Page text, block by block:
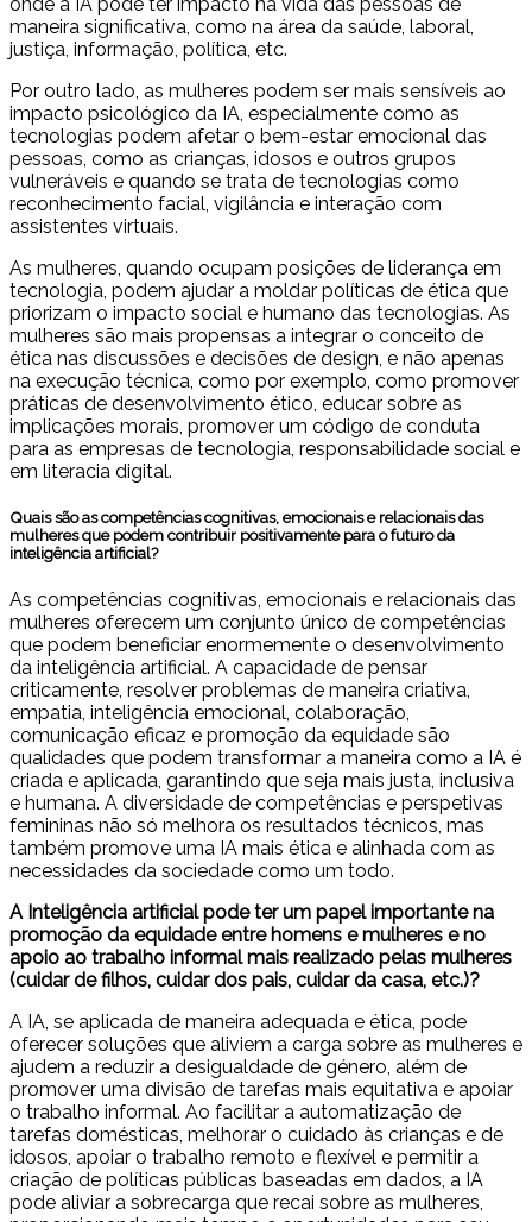
maneira significativa, como na área da saúde, laboral,
justiça, informação, política, etc.
Por outro lado, as mulheres podem ser mais sensíveis ao
impacto psicológico da IA, especialmente como as
tecnologias podem afetar o bem-estar emocional das
pessoas, como as crianças, idosos e outros grupos
vulneráveis e quando se trata de tecnologias como
reconhecimento facial, vigilância e interação com
assistentes virtuais.
As mulheres, quando ocupam posições de liderança em
tecnologia, podem ajudar a moldar políticas de ética que
priorizam o impacto social e humano das tecnologias. As
mulheres são mais propensas a integrar o conceito de
ética nas discussões e decisões de design, e não apenas
na execução técnica, como por exemplo, como promover
práticas de desenvolvimento ético, educar sobre as
implicações morais, promover um código de conduta
para as empresas de tecnologia, responsabilidade social e
em literacia digital.
Quais são as competências cognitivas, emocionais e relacionais das
mulheres que podem contribuir positivamente para o futuro da
inteligência artificial?
As competências cognitivas, emocionais e relacionais das
mulheres oferecem um conjunto único de competências
que podem beneficiar enormemente o desenvolvimento
da inteligência artificial. A capacidade de pensar
criticamente, resolver problemas de maneira criativa,
empatia, inteligência emocional, colaboração,
comunicação eficaz e promoção da equidade são
qualidades que podem transformar a maneira como a IA é
criada e aplicada, garantindo que seja mais justa, inclusiva
e humana. A diversidade de competências e perspetivas
femininas não só melhora os resultados técnicos, mas
também promove uma IA mais ética e alinhada com as
necessidades da sociedade como um todo.
A Inteligência artificial pode ter um papel importante na
promoção da equidade entre homens e mulheres e no
apoio ao trabalho informal mais realizado pelas mulheres
(cuidar de filhos, cuidar dos pais, cuidar da casa, etc.)?
A IA, se aplicada de maneira adequada e ética, pode
oferecer soluções que aliviem a carga sobre as mulheres e
ajudem a reduzir a desigualdade de género, além de
promover uma divisão de tarefas mais equitativa e apoiar
o trabalho informal. Ao facilitar a automatização de
tarefas domésticas, melhorar o cuidado às crianças e de
idosos, apoiar o trabalho remoto e flexível e permitir a
criação de políticas públicas baseadas em dados, a IA
pode aliviar a sobrecarga que recai sobre as mulheres,